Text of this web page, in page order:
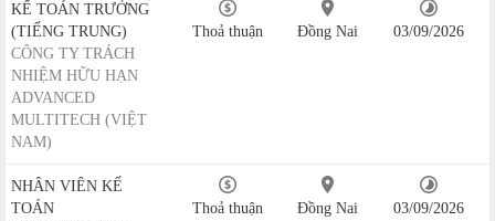
KẾ TOÁN TRƯỞNG
(TIẾNG TRUNG)
CÔNG TY TRÁCH
NHIỆM HỮU HẠN
ADVANCED
MULTITECH (VIỆT
NAM)
Thoả thuận Đồng Nai 03/09/2026
NHÂN VIÊN KẾ
TOÁN
Thoả thuận Đồng Nai 03/09/2026